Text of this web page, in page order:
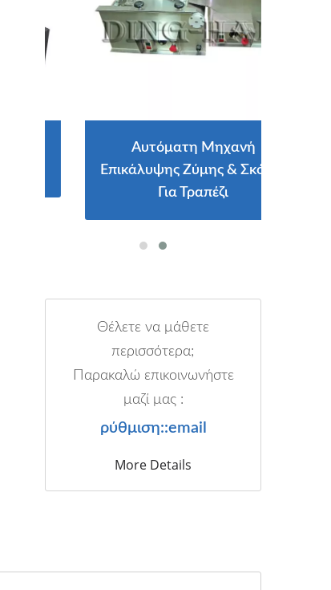
Αυτόματη Μηχανή
Επικάλυψης Ζύμης & Σκόνης
Για Τραπέζι
Θέλετε να μάθετε
περισσότερα;
Παρακαλώ επικοινωνήστε
μαζί μας :
ρύθμιση::email
More Details